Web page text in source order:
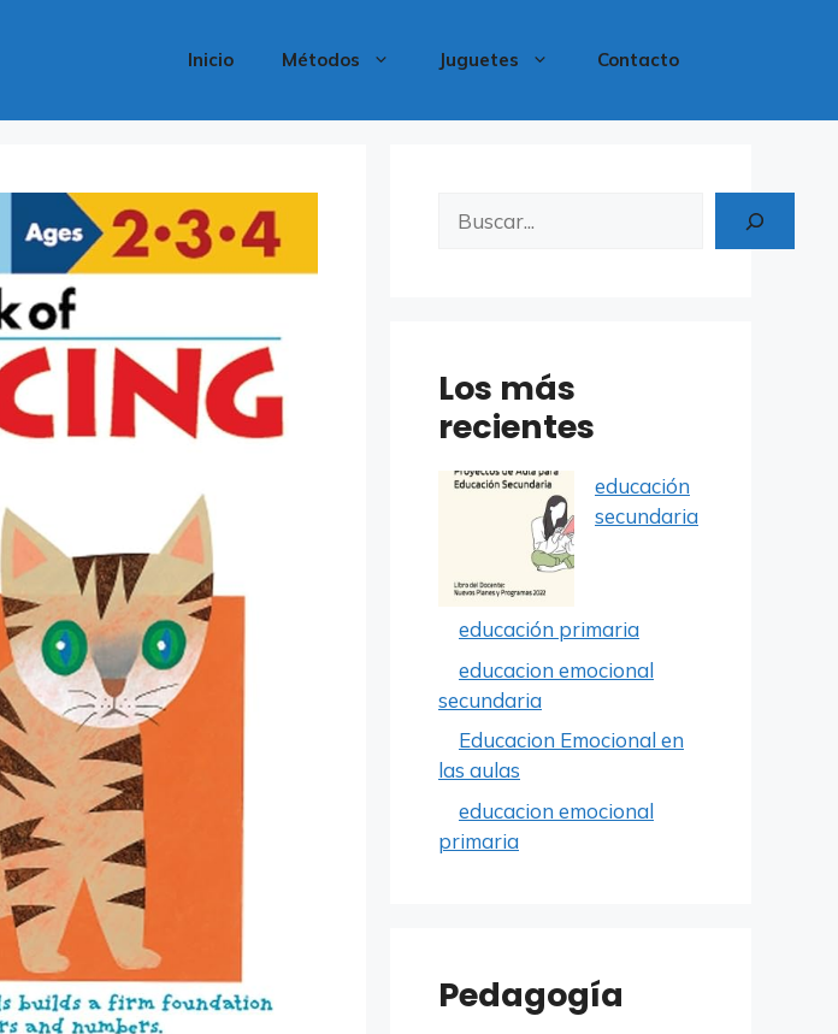
Inicio Métodos Juguetes Contacto
Los más
recientes
educación
secundaria
educación primaria
educacion emocional
secundaria
Educacion Emocional en
las aulas
educacion emocional
primaria
Pedagogía